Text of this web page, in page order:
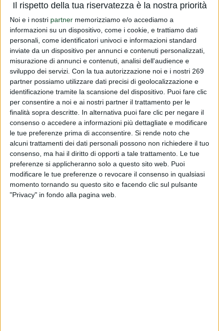
Il rispetto della tua riservatezza è la nostra priorità
Noi e i nostri partner memorizziamo e/o accediamo a
informazioni su un dispositivo, come i cookie, e trattiamo dati
personali, come identificatori univoci e informazioni standard
inviate da un dispositivo per annunci e contenuti personalizzati,
misurazione di annunci e contenuti, analisi dell'audience e
sviluppo dei servizi. Con la tua autorizzazione noi e i nostri 269
partner possiamo utilizzare dati precisi di geolocalizzazione e
identificazione tramite la scansione del dispositivo. Puoi fare clic
per consentire a noi e ai nostri partner il trattamento per le
finalità sopra descritte. In alternativa puoi fare clic per negare il
consenso o accedere a informazioni più dettagliate e modificare
le tue preferenze prima di acconsentire. Si rende noto che
alcuni trattamenti dei dati personali possono non richiedere il tuo
consenso, ma hai il diritto di opporti a tale trattamento. Le tue
preferenze si applicheranno solo a questo sito web. Puoi
modificare le tue preferenze o revocare il consenso in qualsiasi
momento tornando su questo sito e facendo clic sul pulsante
"Privacy" in fondo alla pagina web.
ABOUT DIALFARM
DialfarmSrl, founded by Dr. Renato Minasi, since 25 years
offers a full service consultancy in the field of dietetic products,
food supplements, cosmetics and medical devices.
CONTACTS
via Goito 20, Aprilia (LT)
+(39) 06 92012078
+(39)06 92012006
dialfarm@dialfarm.it